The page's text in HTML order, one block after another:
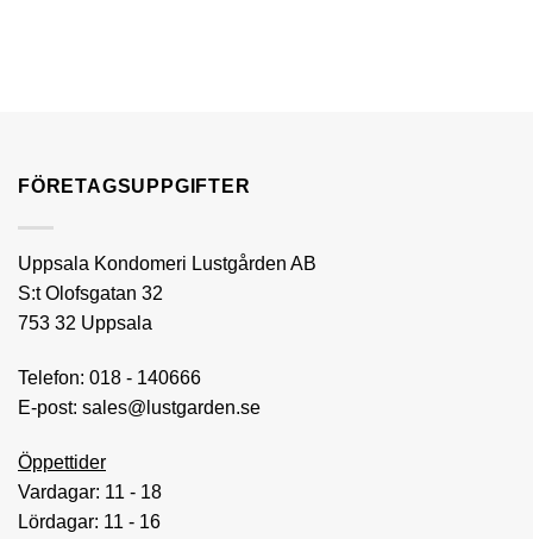
FÖRETAGSUPPGIFTER
Uppsala Kondomeri Lustgården AB
S:t Olofsgatan 32
753 32 Uppsala
Telefon: 018 - 140666
E-post: sales@lustgarden.se
Öppettider
Vardagar: 11 - 18
Lördagar: 11 - 16